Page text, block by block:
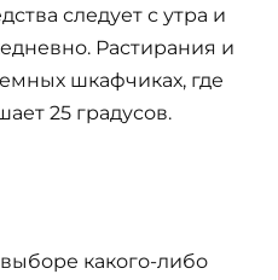
следует с утра и
Растирания и
шкафчиках, где
25 градусов.
какого-либо